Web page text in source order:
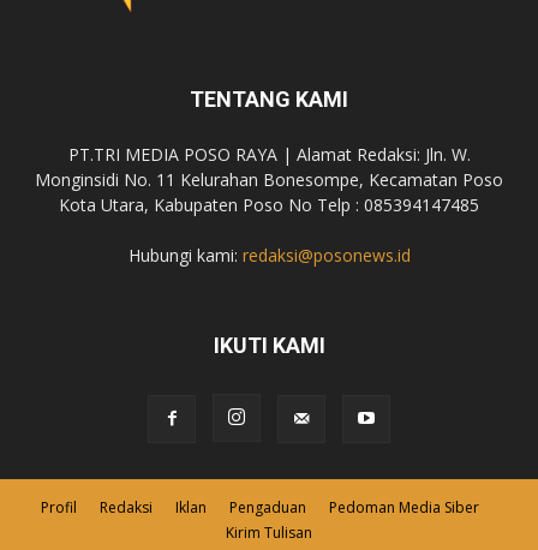
TENTANG KAMI
PT.TRI MEDIA POSO RAYA | Alamat Redaksi: Jln. W.
Monginsidi No. 11 Kelurahan Bonesompe, Kecamatan Poso
Kota Utara, Kabupaten Poso No Telp : 085394147485
Hubungi kami: redaksi@posonews.id
IKUTI KAMI
Profil Redaksi Iklan Pengaduan
Pedoman Media Siber
Kirim Tulisan